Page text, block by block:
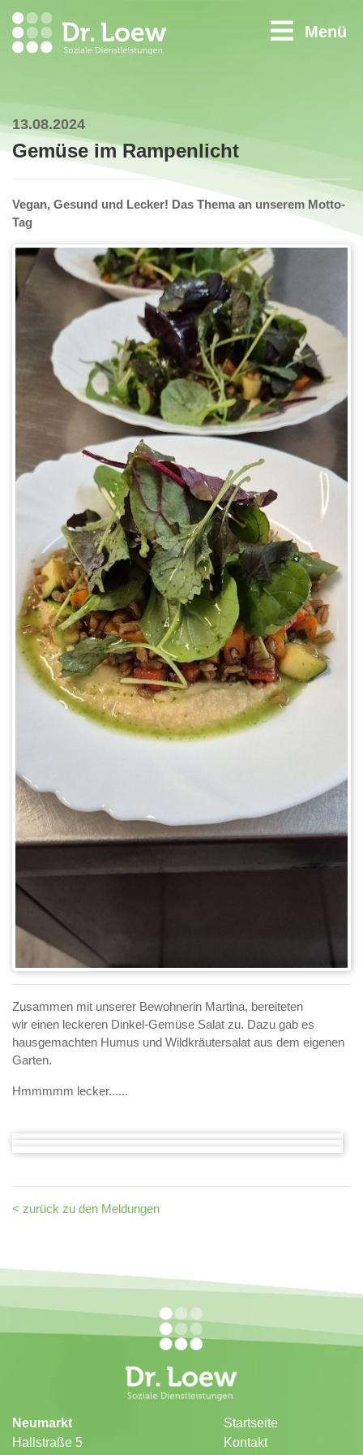
Menü
13.08.2024
Gemüse im Rampenlicht
Vegan, Gesund und Lecker! Das Thema an unserem Motto-
Tag
Zusammen mit unserer Bewohnerin Martina, bereiteten
wir einen leckeren Dinkel-Gemüse Salat zu. Dazu gab es
hausgemachten Humus und Wildkräutersalat aus dem eigenen
Garten.
Hmmmmm lecker......
< zurück zu den Meldungen
Neumarkt
Hallstraße 5
Startseite
Kontakt